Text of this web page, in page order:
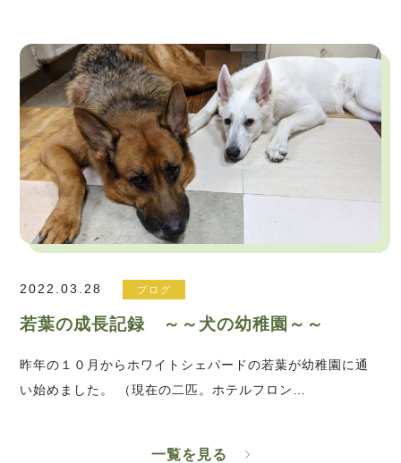
2022.03.28 ブログ
若葉の成長記録 ～～犬の幼稚園～～
昨年の１０月からホワイトシェパードの若葉が幼稚園に通
い始めました。 （現在の二匹。ホテルフロン…
一覧を見る